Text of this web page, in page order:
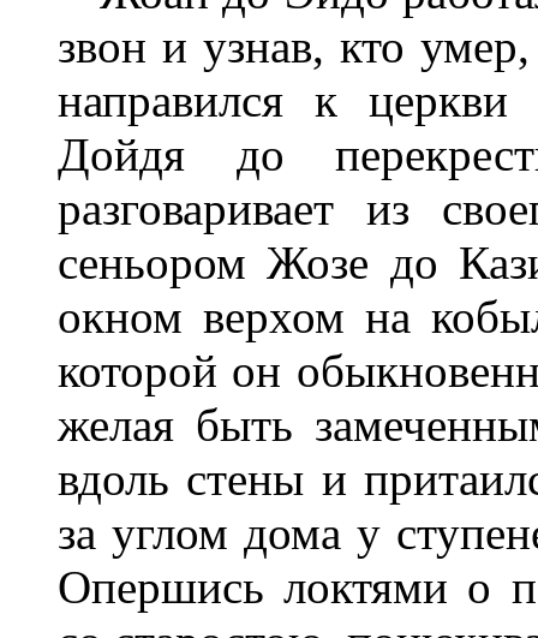
звон и узнав, кто
направился к церкви
Дойдя до
разговаривает из
сеньором Жозе до
окном верхом на
которой он
желая быть
вдоль стены и
за углом дома у
Опершись локтями о